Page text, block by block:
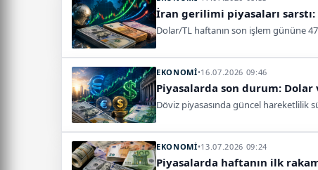
İran gerilimi piyasaları
Dolar/TL haftanın son işlem gününe
EKONOMİ•16.07.2026 09:46
Piyasalarda son durum: Dolar
Döviz piyasasında güncel hareketlilik
EKONOMİ•13.07.2026 09:24
Piyasalarda haftanın ilk